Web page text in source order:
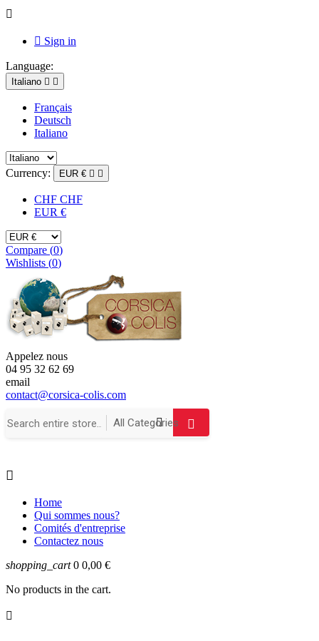

 Sign in
Language:
Italiano  
Français
Deutsch
Italiano
Currency: EUR €  
CHF CHF
EUR €
Compare (0)
Wishlists (0)
Appelez nous
04 95 32 62 69
email
contact@corsica-colis.com

Home
Qui sommes nous?
Comités d'entreprise
Contactez nous
shopping_cart 0 0,00 €
No products in the cart.
